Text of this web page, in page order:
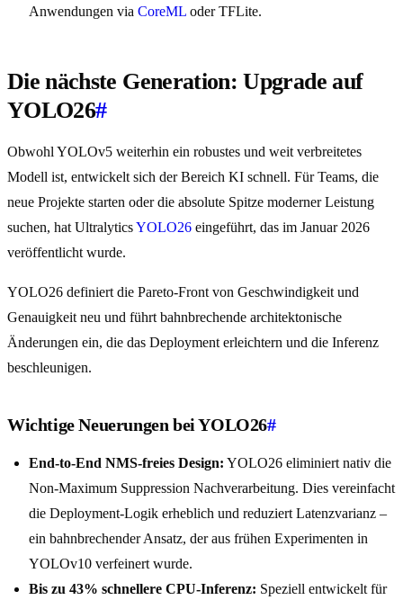
Anwendungen via CoreML oder TFLite.
Die nächste Generation: Upgrade auf
YOLO26#
Obwohl YOLOv5 weiterhin ein robustes und weit verbreitetes
Modell ist, entwickelt sich der Bereich KI schnell. Für Teams, die
neue Projekte starten oder die absolute Spitze moderner Leistung
suchen, hat UltralyticsYOLO26 eingeführt, das im Januar 2026
veröffentlicht wurde.
YOLO26 definiert die Pareto-Front von Geschwindigkeit und
Genauigkeit neu und führt bahnbrechende architektonische
Änderungen ein, die das Deployment erleichtern und die Inferenz
beschleunigen.
Wichtige Neuerungen bei YOLO26#
End-to-End NMS-freies Design: YOLO26 eliminiert nativ die
Non-Maximum Suppression Nachverarbeitung. Dies vereinfacht
die Deployment-Logik erheblich und reduziert Latenzvarianz –
ein bahnbrechender Ansatz, der aus frühen Experimenten in
YOLOv10 verfeinert wurde.
Bis zu 43% schnellere CPU-Inferenz: Speziell entwickelt für